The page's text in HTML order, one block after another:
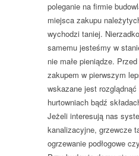
poleganie na firmie
miejsca zakupu
wychodzi taniej.
samemu jesteśmy w
nie małe pieniądze.
zakupem w pierwszym
wskazane jest
hurtowniach bądź
Jeżeli interesują nas
kanalizacyjne, grzewcze
ogrzewanie podłogowe